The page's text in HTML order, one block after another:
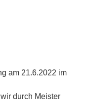
am 21.6.2022 im
durch Meister